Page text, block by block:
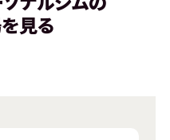
見る